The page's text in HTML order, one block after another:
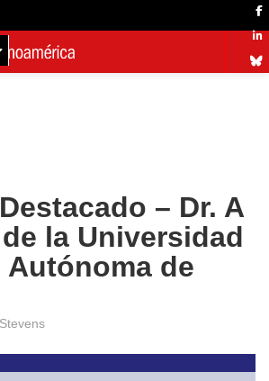
– Dr. A
la Universidad
Autónoma de